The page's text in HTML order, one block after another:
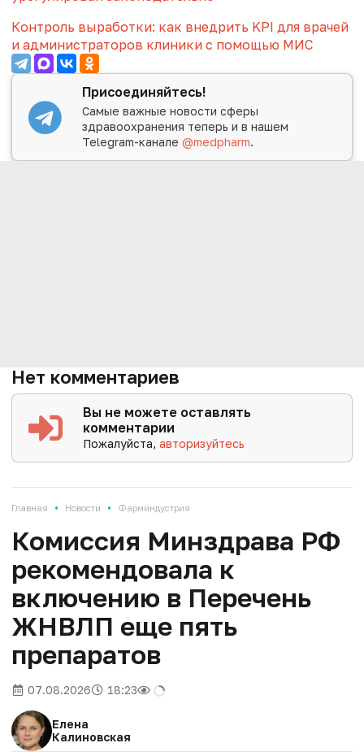
Контроль выработки: как внедрить KPI для врачей
и администраторов клиники с помощью МИС
Присоединяйтесь!
Самые важные новости сферы
здравоохранения теперь и в нашем
Telegram-канале@medpharm.
Нет комментариев
Вы не можете оставлять
комментарии
Пожалуйста,авторизуйтесь
Главная • Новости • Фарминдустрия
Комиссия Минздрава РФ
рекомендовала к
включению в Перечень
ЖНВЛП еще пять
препаратов
07.08.2026 18:23
Елена
Калиновская